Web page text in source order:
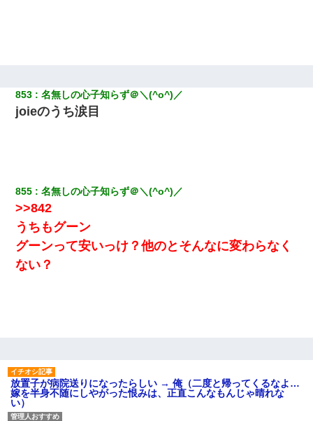
し「お勘定です。逃がして下さい」その後、録音内容を父に聞か
せたら...
旦那の元嫁「離婚したとはいえ、私が本来の妻。許可なく結婚す
るなんてどういう神経してるの？離婚届を記入して持って来い」
→笑いが止まらなくなり・・・
俺「初対面でなに言ったか覚えてる？」嫁「臭いんだよ！キモオ
タ？だっけ？」俺「だいたい合ってる。で、なんで告白してきた
の？」→
13歳娘が元嫁のところから逃げてきた。どう扱ったらいいのかわ
からない
853 名無しの心子知らず＠＼(^o^)／
joieのうち涙目
855 名無しの心子知らず＠＼(^o^)／
>>842
うちもグーン
グーンって安いっけ？他のとそんなに変わらなく
ない？
放置子が病院送りになったらしい → 俺（二度と帰ってくるなよ…
嫁を半身不随にしやがった恨みは、正直こんなもんじゃ晴れな
い）